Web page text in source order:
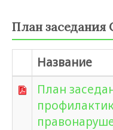
План заседания
Название
План